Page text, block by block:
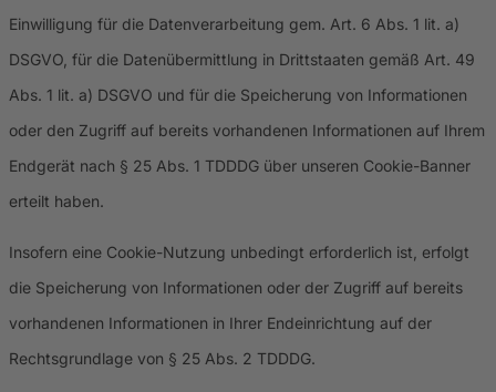
Einwilligung für die Datenverarbeitung gem. Art. 6 Abs. 1 lit. a)
DSGVO, für die Datenübermittlung in Drittstaaten gemäß Art. 49
Abs. 1 lit. a) DSGVO und für die Speicherung von Informationen
oder den Zugriff auf bereits vorhandenen Informationen auf Ihrem
Endgerät nach § 25 Abs. 1 TDDDG über unseren Cookie-Banner
erteilt haben.
Insofern eine Cookie-Nutzung unbedingt erforderlich ist, erfolgt
die Speicherung von Informationen oder der Zugriff auf bereits
vorhandenen Informationen in Ihrer Endeinrichtung auf der
Rechtsgrundlage von § 25 Abs. 2 TDDDG.